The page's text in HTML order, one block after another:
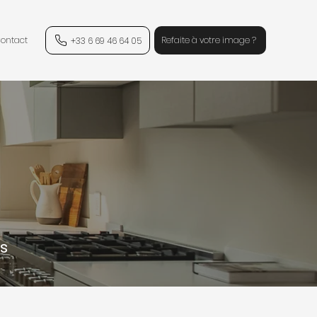
+33 6 69 46 64 05 Refaite à votre image ?